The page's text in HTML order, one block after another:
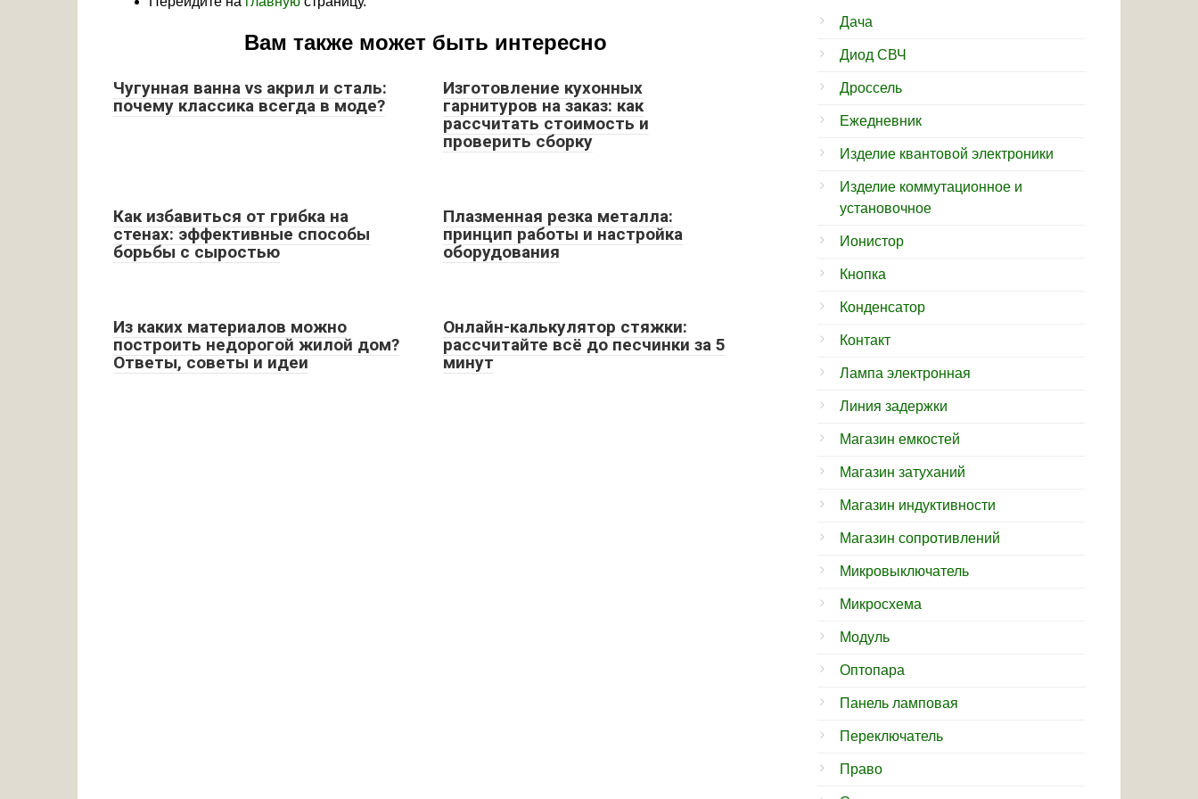
Вам также может быть интересно
Чугунная ванна vs акрил и сталь:
почему классика всегда в моде?
Изготовление кухонных
гарнитуров на заказ: как
рассчитать стоимость и
проверить сборку
Как избавиться от грибка на
стенах: эффективные способы
борьбы с сыростью
Плазменная резка металла:
принцип работы и настройка
оборудования
Из каких материалов можно
построить недорогой жилой дом?
Ответы, советы и идеи
Онлайн-калькулятор стяжки:
рассчитайте всё до песчинки за 5
минут
Дача
Диод СВЧ
Дроссель
Ежедневник
Изделие квантовой электроники
Изделие коммутационное и
установочное
Ионистор
Кнопка
Конденсатор
Контакт
Лампа электронная
Линия задержки
Магазин емкостей
Магазин затуханий
Магазин индуктивности
Магазин сопротивлений
Микровыключатель
Микросхема
Модуль
Оптопара
Панель ламповая
Переключатель
Право